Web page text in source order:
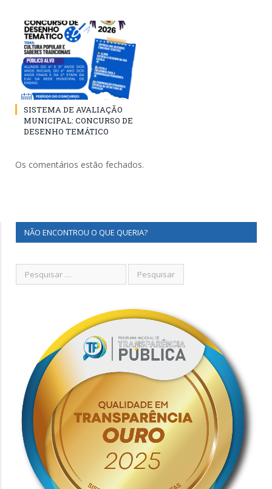
SISTEMA DE AVALIAÇÃO
MUNICIPAL: CONCURSO DE
DESENHO TEMÁTICO
Os comentários estão fechados.
NÃO ENCONTROU O QUE QUERIA?